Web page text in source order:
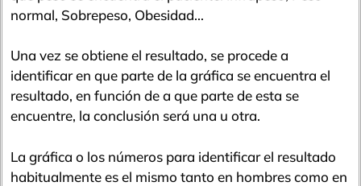
normal, Sobrepeso, Obesidad…
Una vez se obtiene el resultado, se procede a
identificar en que parte de la gráfica se encuentra el
resultado, en función de a que parte de esta se
encuentre, la conclusión será una u otra.
La gráfica o los números para identificar el resultado
habitualmente es el mismo tanto en hombres como en